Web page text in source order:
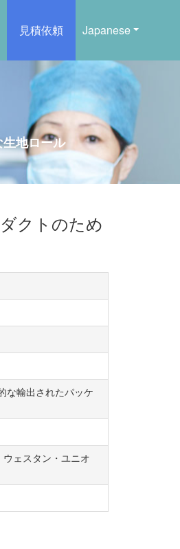
Japanese
見積依頼
地ロール
クトのため
な輸出されたパッケ
ェスタン・ユニオ